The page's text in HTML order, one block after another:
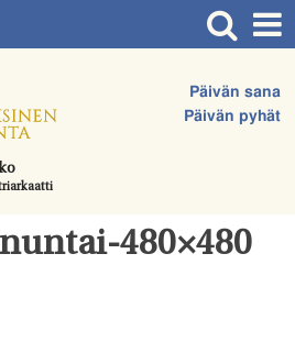
Päivän sana
Päivän pyhät
480×480